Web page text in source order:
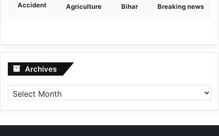
Accident Agriculture Bihar Breaking news
Archives Archives